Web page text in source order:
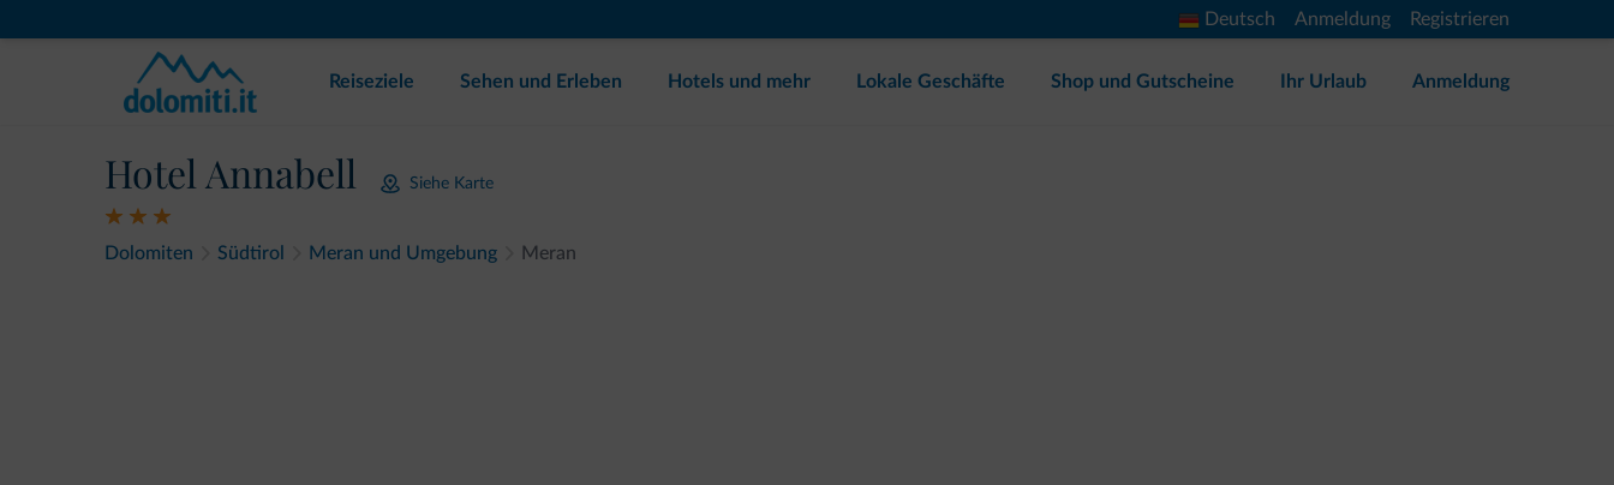
Deutsch Anmeldung Registrieren
Reiseziele Sehen und Erleben Hotels und mehr Lokale Geschäfte Shop und Gutscheine Ihr Urlaub Anmeldung
Hotel Annabell Siehe Karte
Dolomiten Südtirol Meran und Umgebung Meran